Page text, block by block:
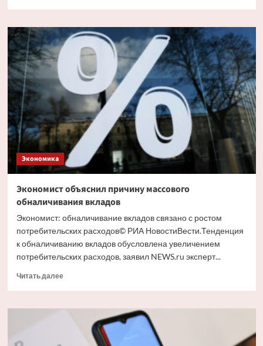
Путин
и
Костин
кредитование
крупных
проектов
Экономика
Экономист объяснил причину массового
обналичивания вкладов
Экономист: обналичивание вкладов связано с ростом
потребительских расходов© РИА НовостиВести.Тенденция
к обналичиванию вкладов обусловлена увеличением
потребительских расходов, заявил NEWS.ru эксперт...
Читать далееПрочитать
Экономист
объяснил
причину
массового